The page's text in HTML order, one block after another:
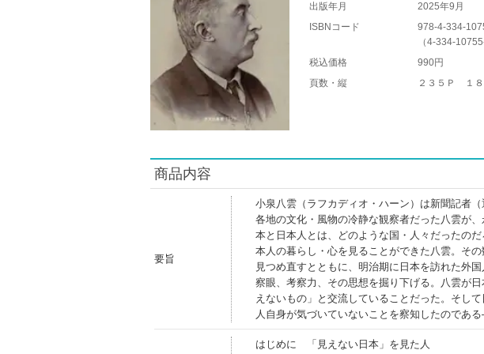
出版年月
2025年9月
ISBNコード
978-4-334-
（4-334-
税込価格
990円
頁数・縦
２３５Ｐ １８
商品内容
要旨
小泉八雲（ラフカディオ・ハーン）は新聞記者
各地の文化・風物の冷静な観察者だった八雲が
本と日本人とは、どのような国・人々だったの
本人の暮らし・心を見ることができた八雲。そ
見つめ直すとともに、明治期に日本を訪れた外
察眼、考察力、その思想を掘り下げる。八雲が
えないもの」と交流していることだった。そし
人自身が気づいていないことを察知したのである
はじめに 「見えない日本」を見た人